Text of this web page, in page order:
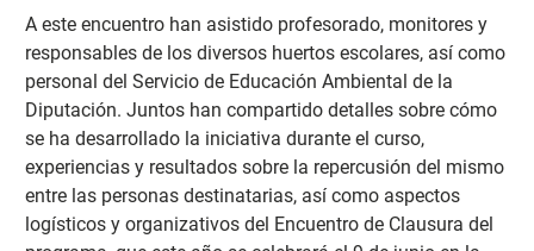
A este encuentro han asistido profesorado, monitores y
responsables de los diversos huertos escolares, así como
personal del Servicio de Educación Ambiental de la
Diputación. Juntos han compartido detalles sobre cómo
se ha desarrollado la iniciativa durante el curso,
experiencias y resultados sobre la repercusión del mismo
entre las personas destinatarias, así como aspectos
logísticos y organizativos del Encuentro de Clausura del